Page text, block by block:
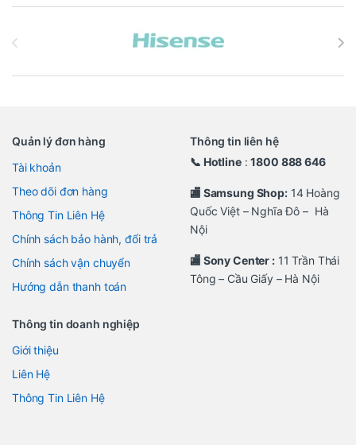
Quản lý đơn hàng
Tài khoản
Theo dõi đơn hàng
Thông Tin Liên Hệ
Chính sách bảo hành, đổi trả
Chính sách vận chuyển
Hướng dẫn thanh toán
Thông tin liên hệ
📞 Hotline:1800 888 646
🏬 Samsung Shop:14 Hoàng
Quốc Việt – Nghĩa Đô – Hà
Nội
🏬 Sony Center :11 Trần Thái
Tông – Cầu Giấy – Hà Nội
Thông tin doanh nghiệp
Giới thiệu
Liên Hệ
Thông Tin Liên Hệ